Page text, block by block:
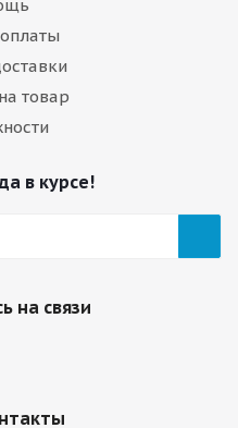
товар
в курсе!
на связи